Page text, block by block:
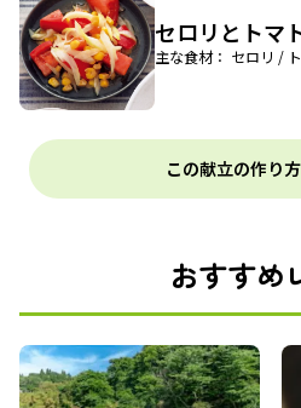
セロリとトマ
主な食材： セロリ /
この献立の作り
おすすめ